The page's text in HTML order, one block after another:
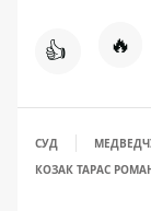
👍 🔥
СУД
КОЗАК ТАРАС